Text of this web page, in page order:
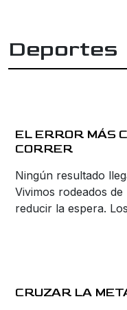
Deportes
EL ERROR MÁS
CORRER
Ningún resultado
Vivimos rodeados
reducir la espera.
CRUZAR LA